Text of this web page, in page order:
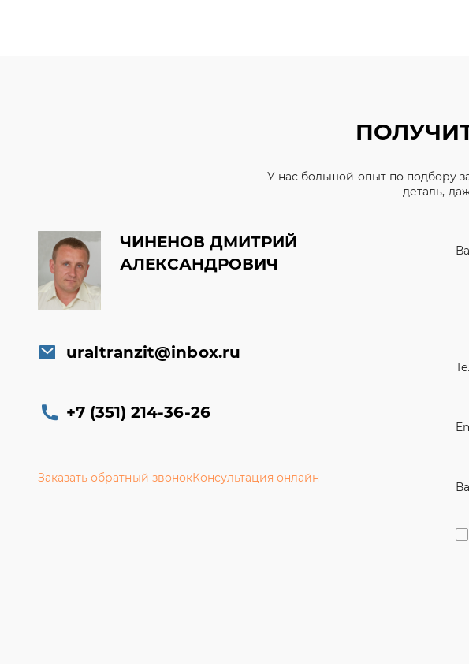
У нас большой опыт по подбору
деталь,
ЧИНЕНОВ ДМИТРИЙ
АЛЕКСАНДРОВИЧ
uraltranzit@inbox.ru
+7 (351) 214-36-26
Заказать обратный звонокКонсультация онлайн